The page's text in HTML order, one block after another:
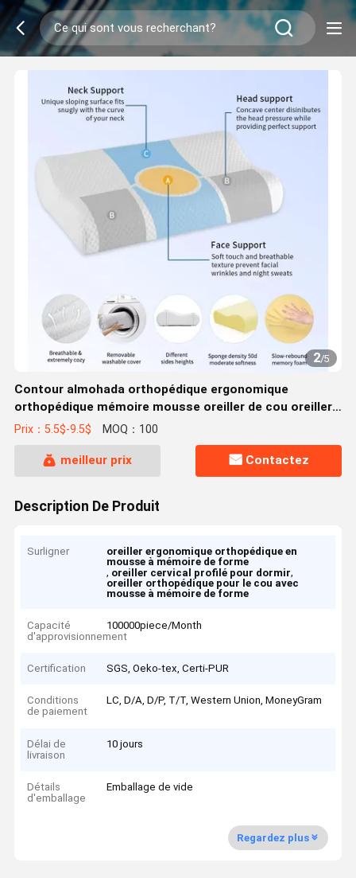
2/5
Contour almohada orthopédique ergonomique
orthopédique mémoire mousse oreiller de cou oreiller
de lit cervical pour dormir
Prix：5.5$-9.5$ MOQ：100
meilleur prix Contactez
Description De Produit
Surligner
oreiller ergonomique orthopédique en
mousse à mémoire de forme
, oreiller cervical profilé pour dormir,
oreiller orthopédique pour le cou avec
mousse à mémoire de forme
Capacité
d'approvisionnement
100000piece/Month
Certification SGS, Oeko-tex, Certi-PUR
Conditions
de paiement
LC, D/A, D/P, T/T, Western Union, MoneyGram
Délai de
livraison
10 jours
Détails
d'emballage
Emballage de vide
Regardez plus